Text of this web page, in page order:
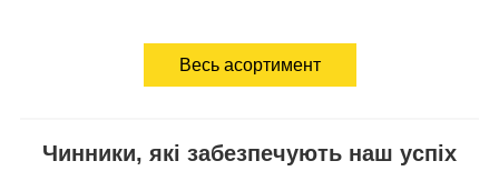
Весь асортимент
Чинники, які забезпечують наш успіх